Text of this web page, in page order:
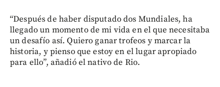
“Después de haber disputado dos Mundiales, ha
llegado un momento de mi vida en el que necesitaba
un desafío así. Quiero ganar trofeos y marcar la
historia, y pienso que estoy en el lugar apropiado
para ello”, añadió el nativo de Rio.